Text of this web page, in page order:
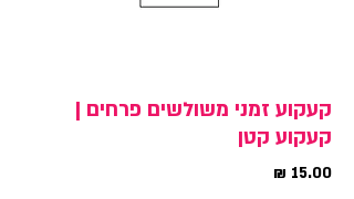
קעקוע זמני משולשים פרחים |
קעקוע קטן